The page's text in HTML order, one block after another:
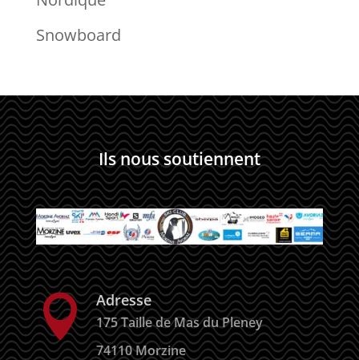
Snowboard
Ils nous soutiennent
 Adresse
175 Taille de Mas du Pleney
74110 Morzine